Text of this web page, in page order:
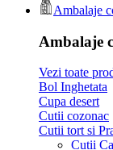
Ambalaje
Ambalaje
Vezi toate
Bol Inghetata
Cupa desert
Cutii cozonac
Cutii tort si
Cutii